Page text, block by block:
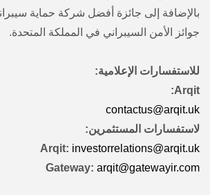
بالإضافة إلى جائزة أفضل شركة حماية
جوائز الأمن السيبراني في المملكة المتحدة.
للاستفسارات الإعلامية:
Arqit:
contactus@arqit.uk
لاستفسارات المستثمرين:
Arqit: investorrelations@arqit.uk
Gateway: arqit@gatewayir.com